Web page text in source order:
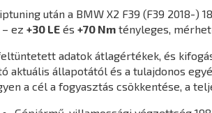
után a BMW X2 F39 (F39 2018-)
– ez +30 LE és +70 Nm tényleges,
adatok átlagértékek, és
aktuális állapotától és a tulajdonos
a cél a fogyasztás csökkentése, a